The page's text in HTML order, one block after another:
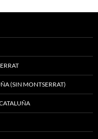
(SIN MONTSERRAT)